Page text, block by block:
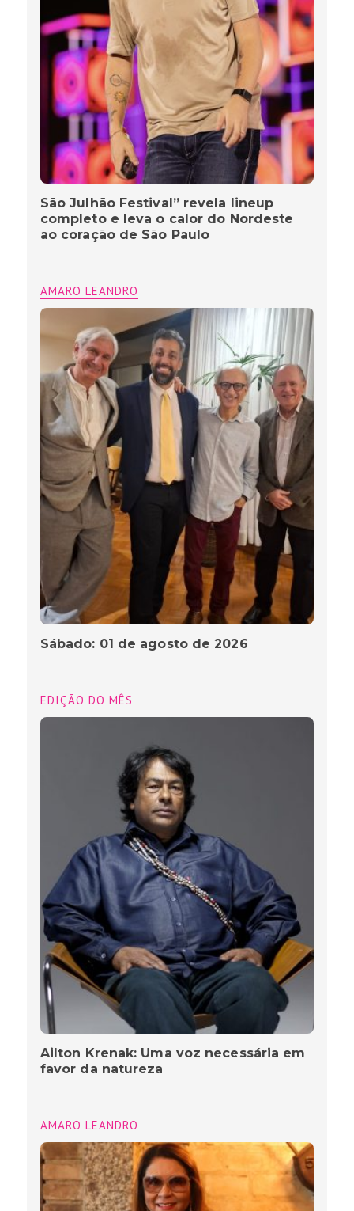
São Julhão Festival” revela lineup
completo e leva o calor do Nordeste
ao coração de São Paulo
AMARO LEANDRO
Sábado: 01 de agosto de 2026
EDIÇÃO DO MÊS
Ailton Krenak: Uma voz necessária em
favor da natureza
AMARO LEANDRO